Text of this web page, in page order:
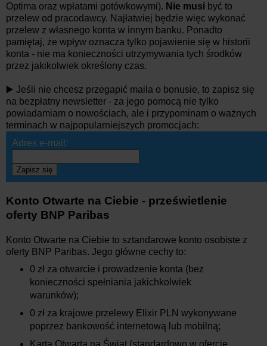
Optima oraz wpłatami gotówkowymi). Nie musi być to
przelew od pracodawcy. Najłatwiej będzie więc wykonać
przelew z własnego konta w innym banku. Ponadto
pamiętaj, że wpływ oznacza tylko pojawienie się w historii
konta - nie ma konieczności utrzymywania tych środków
przez jakikolwiek określony czas.
▶️ Jeśli nie chcesz przegapić maila o bonusie, to zapisz się
na bezpłatny newsletter - za jego pomocą nie tylko
powiadamiam o nowościach, ale i przypominam o ważnych
terminach w najpopularniejszych promocjach:
Adres e-mail:
Zapisz się
Konto Otwarte na Ciebie - prześwietlenie
oferty BNP Paribas
Konto Otwarte na Ciebie to sztandarowe konto osobiste z
oferty BNP Paribas. Jego główne cechy to:
0 zł za otwarcie i prowadzenie konta (bez
konieczności spełniania jakichkolwiek
warunków);
0 zł za krajowe przelewy Elixir PLN wykonywane
poprzez bankowość internetową lub mobilną;
Karta Otwarta na Świat (standardowo w ofercie